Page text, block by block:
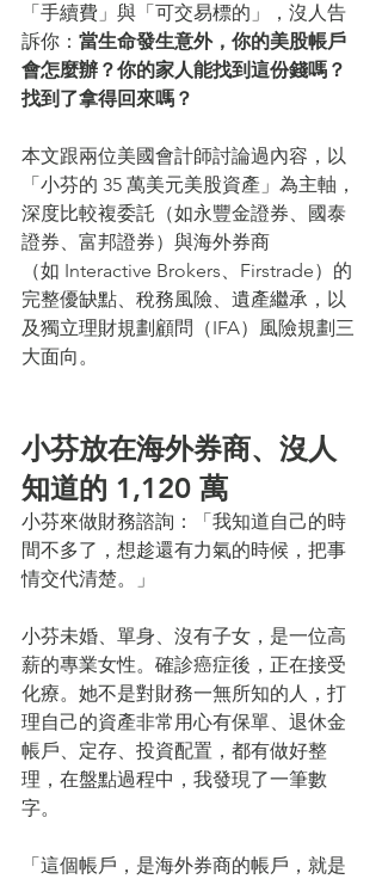
「手續費」與「可交易標的」，沒人告
訴你： 當生命發生意外，你的美股帳戶
會怎麼辦？你的家人能找到這份錢嗎？
找到了拿得回來嗎？
本文跟兩位美國會計師討論過內容，以
「小芬的 35 萬美元美股資產」為主軸，
深度比較複委託（如永豐金證券、國泰
證券、富邦證券）與海外券商
（如 Interactive Brokers、Firstrade）的
完整優缺點、稅務風險、遺產繼承，以
及獨立理財規劃顧問（IFA）風險規劃三
大面向。
小芬放在海外券商、沒人
知道的 1,120 萬
小芬來做財務諮詢：「我知道自己的時
間不多了，想趁還有力氣的時候，把事
情交代清楚。」
小芬未婚、單身、沒有子女，是一位高
薪的專業女性。確診癌症後，正在接受
化療。她不是對財務一無所知的人，打
理自己的資產非常用心有保單、退休金
帳戶、定存、投資配置，都有做好整
理，在盤點過程中，我發現了一筆數
字。
「這個帳戶，是海外券商的帳戶，就是